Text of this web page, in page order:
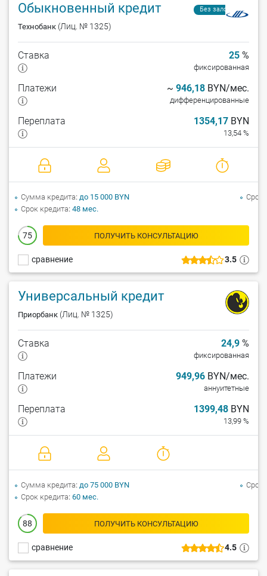
Обыкновенный кредит Без залога
Технобанк (Лиц. № 1325)
3.5
сравнение
Ставка 25 %
фиксированная
Платежи ~ 946,18 BYN/мес.
дифференцированные
Переплата 1354,17 BYN
13,54 %
75 ПОЛУЧИТЬ КОНСУЛЬТАЦИЮ
Сумма кредита до 15 000 BYN
Срок кредита 48 мес.
Срок
Универсальный кредит
Приорбанк (Лиц. № 1325)
4.5
сравнение
Ставка 24,9 %
фиксированная
Платежи 949,96 BYN/мес.
аннуитетные
Переплата 1399,48 BYN
13,99 %
88 ПОЛУЧИТЬ КОНСУЛЬТАЦИЮ
Сумма кредита до 75 000 BYN
Срок кредита 60 мес.
Срок